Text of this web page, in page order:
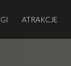
ATRAKCJE